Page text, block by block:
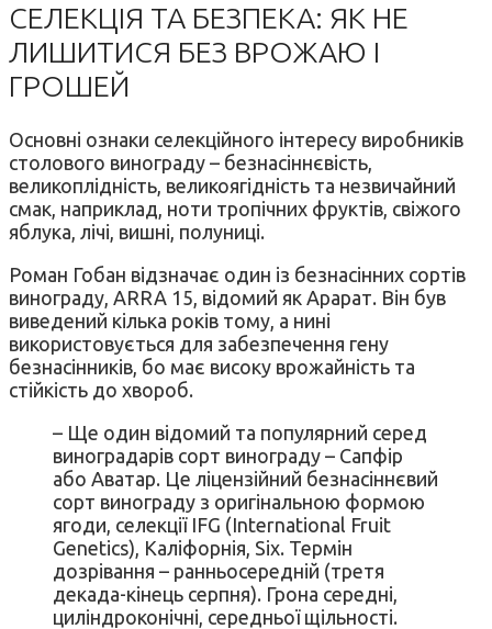
СЕЛЕКЦІЯ ТА БЕЗПЕКА: ЯК НЕ
ЛИШИТИСЯ БЕЗ ВРОЖАЮ І
ГРОШЕЙ
Основні ознаки селекційного інтересу виробників
столового винограду – безнасіннєвість,
великоплідність, великоягідність та незвичайний
смак, наприклад, ноти тропічних фруктів, свіжого
яблука, лічі, вишні, полуниці.
Роман Гобан відзначає один із безнасінних сортів
винограду, ARRA 15, відомий як Арарат. Він був
виведений кілька років тому, а нині
використовується для забезпечення гену
безнасінників, бо має високу врожайність та
стійкість до хвороб.
– Ще один відомий та популярний серед
виноградарів сорт винограду – Сапфір
або Аватар. Це ліцензійний безнасіннєвий
сорт винограду з оригінальною формою
ягоди, селекції IFG (International Fruit
Genetics), Каліфорнія, Six. Термін
дозрівання – ранньосередній (третя
декада-кінець серпня). Грона середні,
циліндроконічні, середньої щільності.